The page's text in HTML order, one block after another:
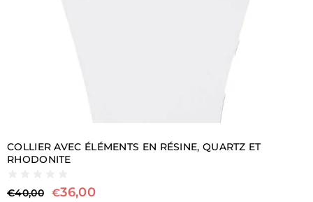
COLLIER AVEC ÉLÉMENTS EN RÉSINE, QUARTZ ET
RHODONITE
€40,00 €36,00